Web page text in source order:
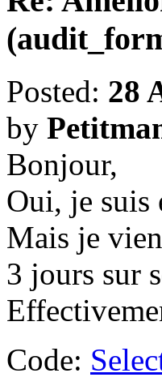
Posted: 28
by
Bonjour,
Oui, je suis
Mais je
3 jours sur
Code: